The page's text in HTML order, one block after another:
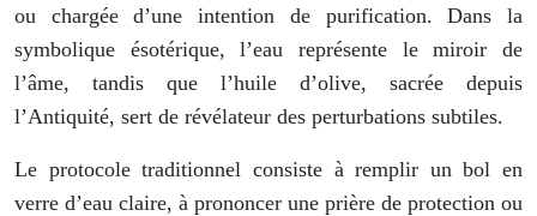
ou chargée d’une intention de purification. Dans la
symbolique ésotérique, l’eau représente le miroir de
l’âme, tandis que l’huile d’olive, sacrée depuis
l’Antiquité, sert de révélateur des perturbations subtiles.
Le protocole traditionnel consiste à remplir un bol en
verre d’eau claire, à prononcer une prière de protection ou